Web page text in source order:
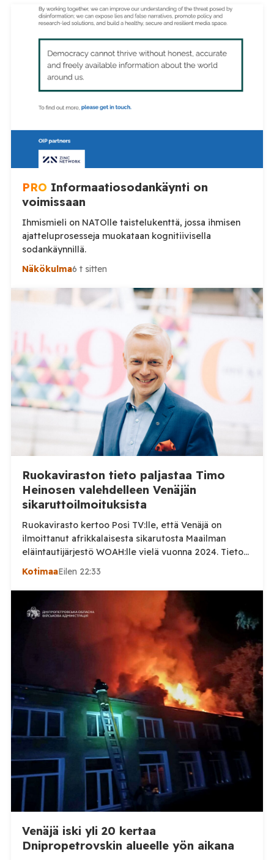
PRO Informaatiosodankäynti on
voimissaan
Ihmismieli on NATOlle taistelukenttä, jossa ihmisen
ajatteluprosesseja muokataan kognitiivisella
sodankäynnillä.
Näkökulma6 t sitten
Ruokaviraston tieto paljastaa Timo
Heinosen valehdelleen Venäjän
sikaruttoilmoituksista
Ruokavirasto kertoo Posi TV:lle, että Venäjä on
ilmoittanut afrikkalaisesta sikarutosta Maailman
eläintautijärjestö WOAH:lle vielä vuonna 2024. Tieto
haastaa kokoomuksen kansanedustaja Timo Heinosen
sikaruttoilmoituksista. Suomi on puolestaan
ilmoittanut tuoreesta Virolahden tapauksesta sekä
WOAH:n kautta että suoraan Venäjän
eläinlääkintäviranomaisille. Ruokavirasto kertoi Posi
TV:lle tarkempia tietoja Suomen ensimmäisestä
afrikkalaisen sikaruton tapauksesta sekä
eläintautitietojen vaihdosta […]
KotimaaEilen 22:33
Venäjä iski yli 20 kertaa
Dnipropetrovskin alueelle yön aikana